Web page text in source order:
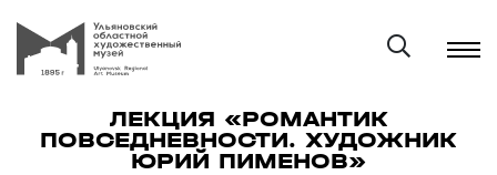
ЛЕКЦИЯ «РОМАНТИК
ПОВСЕДНЕВНОСТИ. ХУДОЖНИК
ЮРИЙ ПИМЕНОВ»